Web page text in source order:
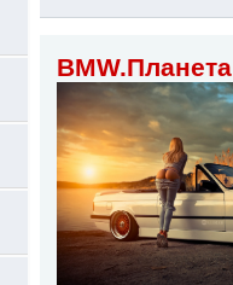
BMW.Планета